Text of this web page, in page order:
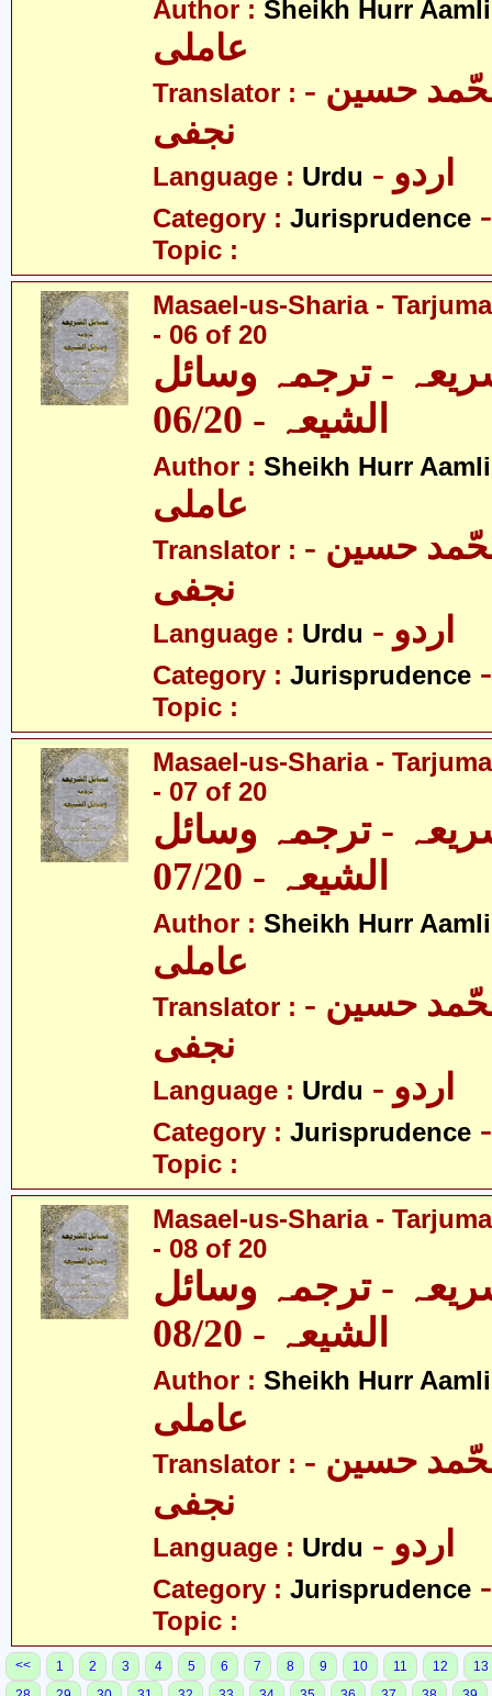
Author : Sheikh Hurr Aamli
عاملی
Translator : - آیت اللہ محّمد حسین
نجفی
Language : Urdu - اردو
Category : Jurisprudence
Topic :
Masael-us-Sharia -
- 06 of 20
- ترجمہ وسائل
الشیعہ - 06/20
Author : Sheikh Hurr Aamli
عاملی
Translator : - آیت اللہ محّمد حسین
نجفی
Language : Urdu - اردو
Category : Jurisprudence
Topic :
Masael-us-Sharia -
- 07 of 20
- ترجمہ وسائل
الشیعہ - 07/20
Author : Sheikh Hurr Aamli
عاملی
Translator : - آیت اللہ محّمد حسین
نجفی
Language : Urdu - اردو
Category : Jurisprudence
Topic :
Masael-us-Sharia -
- 08 of 20
- ترجمہ وسائل
الشیعہ - 08/20
Author : Sheikh Hurr Aamli
عاملی
Translator : - آیت اللہ محّمد حسین
نجفی
Language : Urdu - اردو
Category : Jurisprudence
Topic :
<< 1 2 3 4 5 6 7 8 9 10 11 12
13